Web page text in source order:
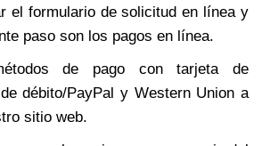
el formulario de solicitud en línea y
paso son los pagos en línea.
de pago con tarjeta de
débito/PayPal y Western Union a
sitio web.